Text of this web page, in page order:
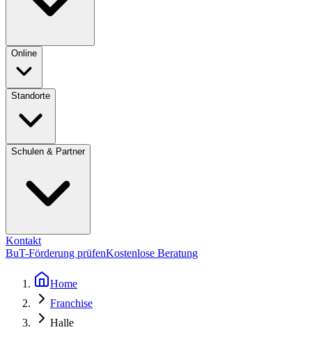
Online
Standorte
Schulen & Partner
Kontakt
BuT-Förderung prüfenKostenlose Beratung
Home
Franchise
Halle